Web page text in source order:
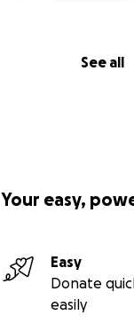
See all
Your easy,
Easy
Donate
easily